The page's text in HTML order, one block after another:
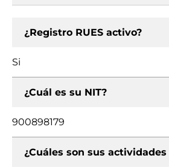
¿Registro RUES activo?
Si
¿Cuál es su NIT?
900898179
¿Cuáles son sus